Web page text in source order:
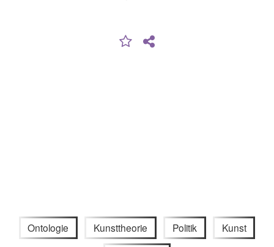
Ontologie Kunsttheorie Politik Kunst